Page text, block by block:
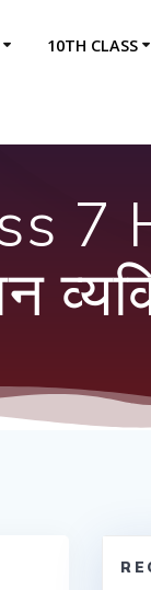
10TH CLASS
7